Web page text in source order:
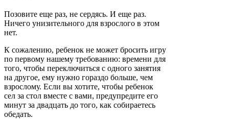
Позовите еще раз, не сердясь. И еще раз.
Ничего унизительного для взрослого в этом
нет.
К сожалению, ребенок не может бросить игру
по первому нашему требованию: времени для
того, чтобы переключиться с одного занятия
на другое, ему нужно гораздо больше, чем
взрослому. Если вы хотите, чтобы ребенок
сел за стол вместе с вами, предупредите его
минут за двадцать до того, как собираетесь
обедать.